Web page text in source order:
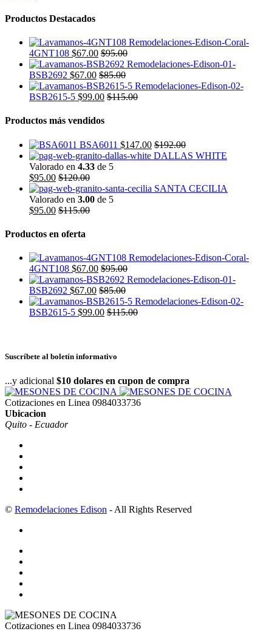
Productos Destacados
4GNT108 $67.00 $95.00
BSB2692 $67.00 $85.00
BSB2615-5 $99.00 $115.00
Productos más vendidos
BSA6011 $147.00 $192.00
DALLAS WHITE
Valorado en 4.33 de 5
$95.00 $120.00
SANTA CECILIA
Valorado en 3.00 de 5
$95.00 $115.00
Productos en oferta
4GNT108 $67.00 $95.00
BSB2692 $67.00 $85.00
BSB2615-5 $99.00 $115.00
Suscríbete al boletín informativo
...y adicional $10 dolares en cupon de compra
Cotizaciones en Linea 0984033736
Ubicacion
Quito - Ecuador
© Remodelaciones Edison - All Rights Reserved
Cotizaciones en Linea 0984033736